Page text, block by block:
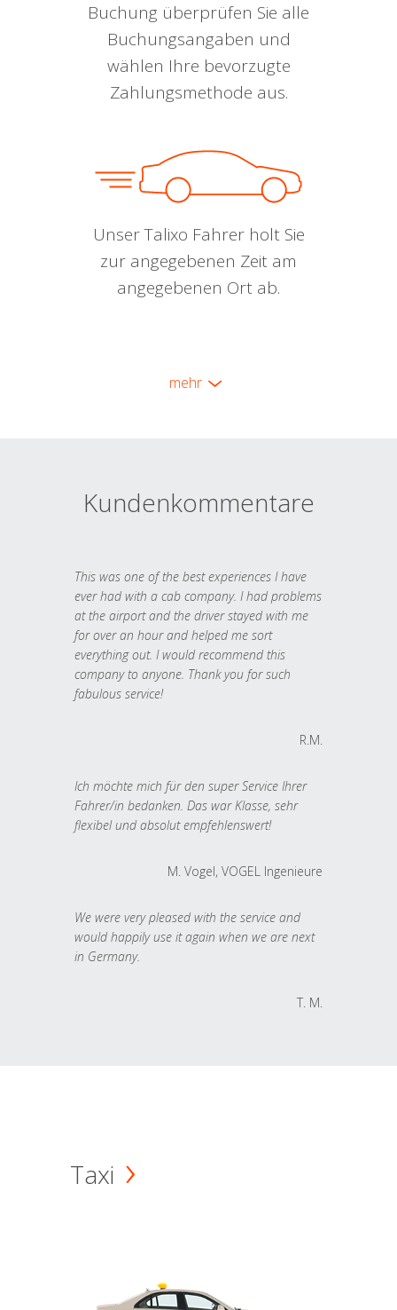
Buchung überprüfen Sie alle
Buchungsangaben und
wählen Ihre bevorzugte
Zahlungsmethode aus.
Unser Talixo Fahrer holt Sie
zur angegebenen Zeit am
angegebenen Ort ab.
mehr
Kundenkommentare
This was one of the best experiences I have
ever had with a cab company. I had problems
at the airport and the driver stayed with me
for over an hour and helped me sort
everything out. I would recommend this
company to anyone. Thank you for such
fabulous service!
R.M.
Ich möchte mich für den super Service Ihrer
Fahrer/in bedanken. Das war Klasse, sehr
flexibel und absolut empfehlenswert!
M. Vogel, VOGEL Ingenieure
We were very pleased with the service and
would happily use it again when we are next
in Germany.
T. M.
Taxi